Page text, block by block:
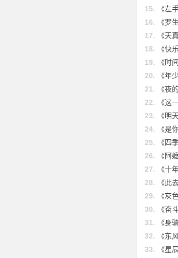
15.
《左
16.
《罗
17.
《天
18.
《快
19.
《时
20.
《年
21.
《夜
22.
《这
23.
《明
24.
《是
25.
《四
26.
《阿
27.
《十
28.
《此
29.
《灰
30.
《奋
31.
《身
32.
《东
33. 《星